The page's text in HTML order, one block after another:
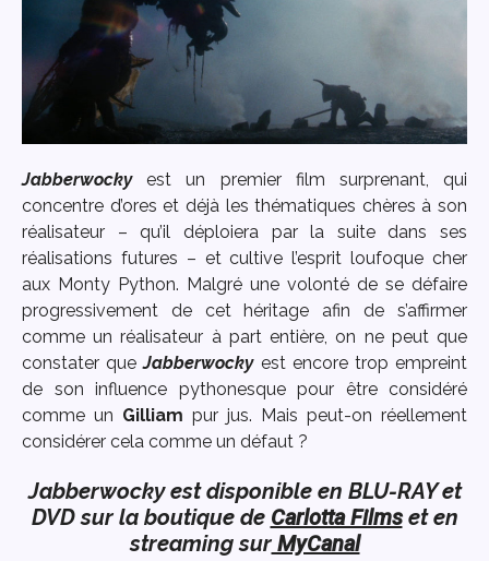
Jabberwockyest un premier film surprenant, qui
concentre d’ores et déjà les thématiques chères à son
réalisateur – qu’il déploiera par la suite dans ses
réalisations futures – et cultive l’esprit loufoque cher
aux Monty Python. Malgré une volonté de se défaire
progressivement de cet héritage afin de s’affirmer
comme un réalisateur à part entière, on ne peut que
constater queJabberwocky est encore trop empreint
de son influence pythonesque pour être considéré
comme un Gilliam pur jus. Mais peut-on réellement
considérer cela comme un défaut ?
Jabberwocky est disponible en BLU-RAY et
DVD sur la boutique de Carlotta Filmset en
streaming surMyCanal